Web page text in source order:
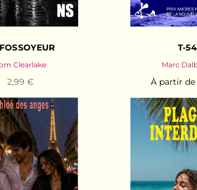
Clearlake
2,99 €
T-54
Marc
À partir de